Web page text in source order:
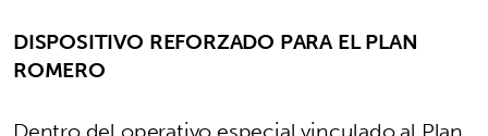
DISPOSITIVO REFORZADO PARA EL PLAN
ROMERO